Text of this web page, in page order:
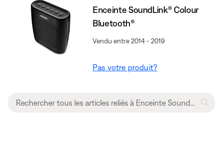
Enceinte SoundLink® Colour
Bluetooth®
Vendu entre 2014 - 2019
Pas votre produit?